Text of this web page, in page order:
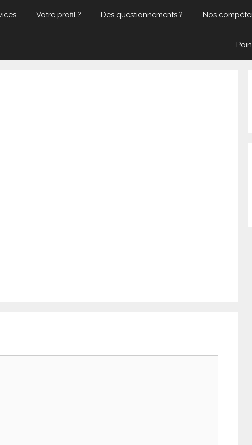
Votre profil ? Des questionnements ? Nos